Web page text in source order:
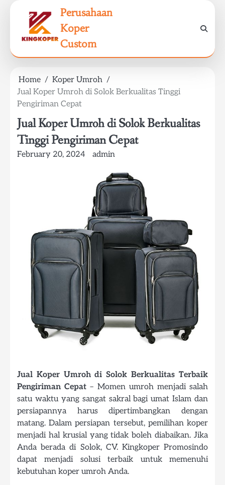
Perusahaan
Koper
Custom
Home
Koper Umroh
Jual Koper Umroh di Solok Berkualitas Tinggi
Pengiriman Cepat
Jual Koper Umroh di Solok Berkualitas
Tinggi Pengiriman Cepat
February 20, 2024 admin
Jual Koper Umroh di Solok Berkualitas Terbaik
Pengiriman Cepat – Momen umroh menjadi salah
satu waktu yang sangat sakral bagi umat Islam dan
persiapannya harus dipertimbangkan dengan
matang. Dalam persiapan tersebut, pemilihan koper
menjadi hal krusial yang tidak boleh diabaikan. Jika
Anda berada di Solok, CV. Kingkoper Promosindo
dapat menjadi solusi terbaik untuk memenuhi
kebutuhan koper umroh Anda.